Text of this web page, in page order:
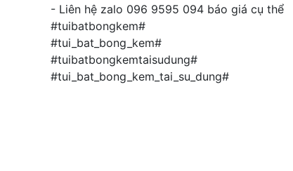
- Liên hệ zalo 096 9595 094 báo giá cụ thể
#tuibatbongkem#
#tui_bat_bong_kem#
#tuibatbongkemtaisudung#
#tui_bat_bong_kem_tai_su_dung#